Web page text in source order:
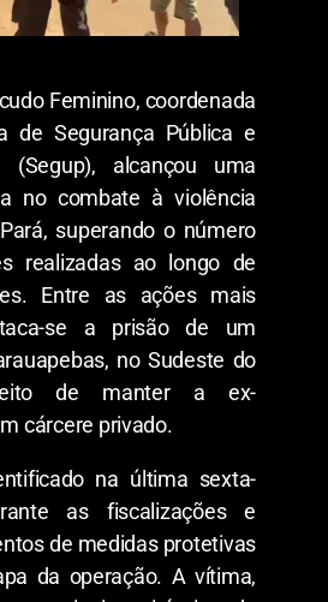
Feminino, coordenada
de Segurança Pública e
(Segup), alcançou uma
no combate à violência
superando o número
realizadas ao longo de
Entre as ações mais
se a prisão de um
no Sudeste do
de manter a ex-
cárcere privado.
na última sexta-
as fiscalizações e
de medidas protetivas
da operação. A vítima,